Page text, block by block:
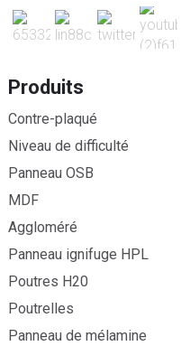
Produits
Contre-plaqué
Niveau de difficulté
Panneau OSB
MDF
Aggloméré
Panneau ignifuge HPL
Poutres H20
Poutrelles
Panneau de mélamine